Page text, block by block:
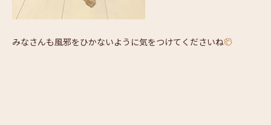
みなさんも風邪をひかないように気をつけてくださいね